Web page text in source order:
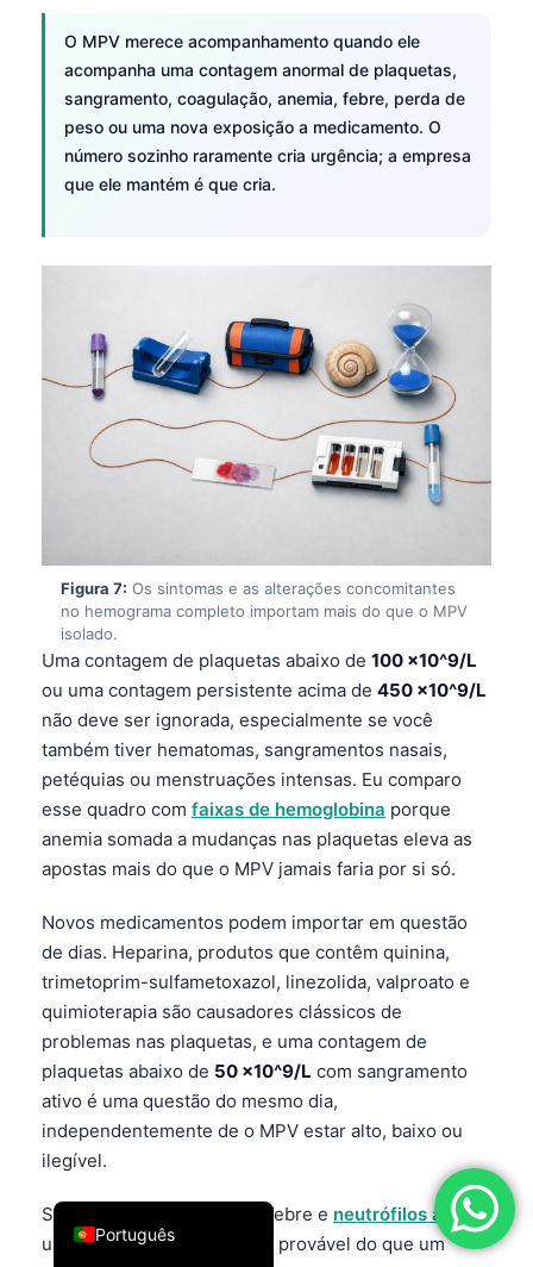
O MPV merece acompanhamento quando ele
acompanha uma contagem anormal de plaquetas,
sangramento, coagulação, anemia, febre, perda de
peso ou uma nova exposição a medicamento. O
número sozinho raramente cria urgência; a empresa
que ele mantém é que cria.
Figura 7: Os sintomas e as alterações concomitantes
no hemograma completo importam mais do que o MPV
isolado.
Uma contagem de plaquetas abaixo de 100 ×10^9/L
ou uma contagem persistente acima de 450 ×10^9/L
não deve ser ignorada, especialmente se você
também tiver hematomas, sangramentos nasais,
petéquias ou menstruações intensas. Eu comparo
esse quadro com faixas de hemoglobina porque
anemia somada a mudanças nas plaquetas eleva as
apostas mais do que o MPV jamais faria por si só.
Novos medicamentos podem importar em questão
de dias. Heparina, produtos que contêm quinina,
trimetoprim-sulfametoxazol, linezolida, valproato e
quimioterapia são causadores clássicos de
problemas nas plaquetas, e uma contagem de
plaquetas abaixo de 50 ×10^9/L com sangramento
ativo é uma questão do mesmo dia,
independentemente de o MPV estar alto, baixo ou
ilegível.
Se o MPV muda junto com febre e neutrófilos altos,
um processo reativo é mais provável do que um
Português
Deutsch
Français
עִבְרִית
Italiano
Español
Ελληνικά
Türkçe
Română
简体中文
فارسی
Български
Dansk
Nederlands
हिन्दी
Bahasa Indonesia
Svenska
Bosanski
Azərbaycan dili
ქართული
Русский
Lietuvių kalba